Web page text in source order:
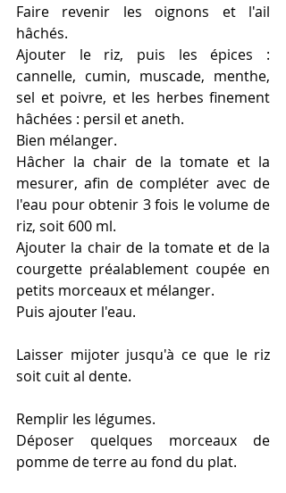
Faire revenir les oignons et l'ail
hâchés.
Ajouter le riz, puis les épices :
cannelle, cumin, muscade, menthe,
sel et poivre, et les herbes finement
hâchées : persil et aneth.
Bien mélanger.
Hâcher la chair de la tomate et la
mesurer, afin de compléter avec de
l'eau pour obtenir 3 fois le volume de
riz, soit 600 ml.
Ajouter la chair de la tomate et de la
courgette préalablement coupée en
petits morceaux et mélanger.
Puis ajouter l'eau.
Laisser mijoter jusqu'à ce que le riz
soit cuit al dente.
Remplir les légumes.
Déposer quelques morceaux de
pomme de terre au fond du plat.